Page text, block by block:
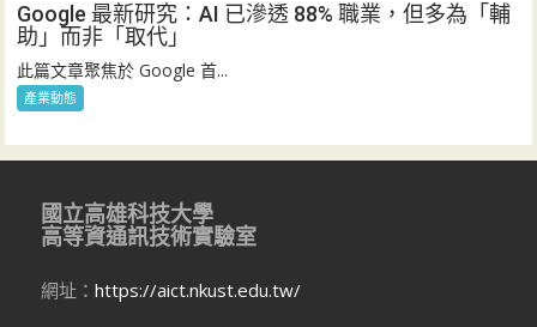
Google 最新研究：AI 已滲透 88% 職業，但多為「輔
助」而非「取代」
此篇文章聚焦於 Google 首...
產業動態
國立高雄科技大學
高等資通訊技術實驗室
網址：https://aict.nkust.edu.tw/